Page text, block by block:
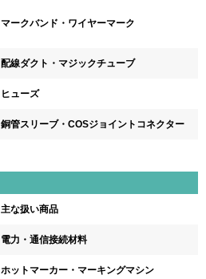
マークバンド・ワイヤーマーク
配線ダクト・マジックチューブ
ヒューズ
銅管スリーブ・COSジョイントコネクター
主な扱い商品
電力・通信接続材料
ホットマーカー・マーキングマシン